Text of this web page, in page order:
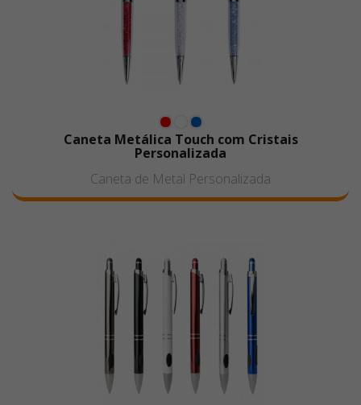
Caneta Metálica Touch com Cristais
Personalizada
Caneta de Metal Personalizada